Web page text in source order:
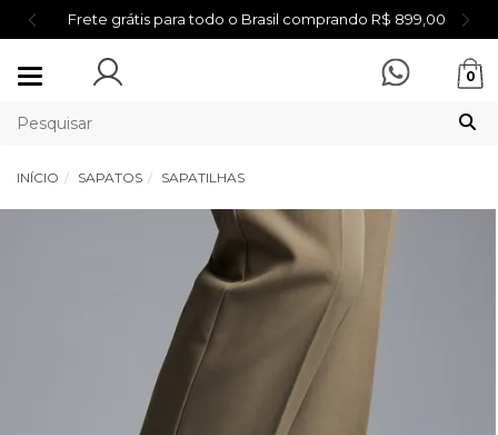
Frete grátis para todo o Brasil comprando R$ 899,00
Mudar
0
INÍCIO SAPATOS SAPATILHAS